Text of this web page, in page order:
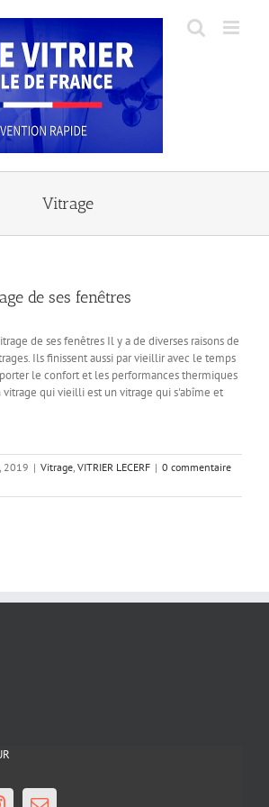
Vitrage
de ses fenêtres
de ses fenêtres Il y a de diverses raisons de
Ils finissent aussi par vieillir avec le temps
le confort et les performances thermiques
vitrage qui vieilli est un vitrage qui s'abîme et
2019 | Vitrage, VITRIER LECERF | 0 commentaire